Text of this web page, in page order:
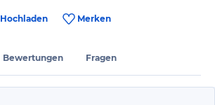
Hochladen Merken
Bewertungen Fragen